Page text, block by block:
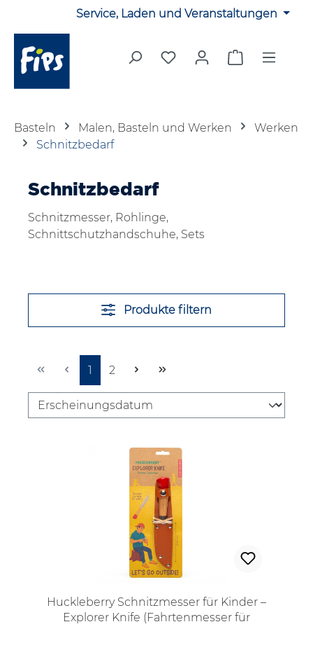
Zum Hauptinhalt springenService, Laden und Veranstaltungen
Du hast 0 Produkte auf
Warenkorb
Basteln Malen, Basteln und Werken
Werken
Schnitzbedarf
Schnitzbedarf
Schnitzmesser, Rohlinge,
Schnittschutzhandschuhe, Sets
Produkte filtern
Seite
1 Seite
2
Huckleberry Schnitzmesser für Kinder –
Explorer Knife (Fahrtenmesser für